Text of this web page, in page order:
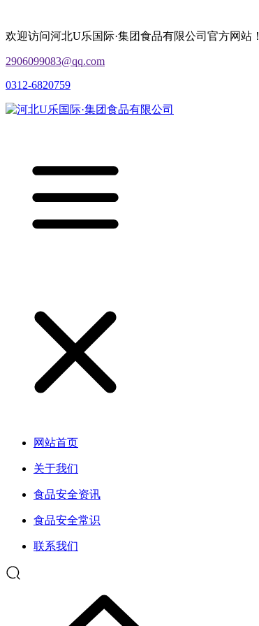
欢迎访问河北U乐国际·集团食品有限公司官方网站！
2906099083@qq.com
0312-6820759
网站首页
关于我们
食品安全资讯
食品安全常识
联系我们